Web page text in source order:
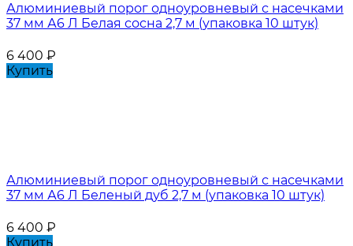
Алюминиевый порог одноуровневый с насечками
37 мм А6 Л Белая сосна 2,7 м (упаковка 10 штук)
6 400 ₽
Купить
Алюминиевый порог одноуровневый с насечками
37 мм А6 Л Беленый дуб 2,7 м (упаковка 10 штук)
6 400 ₽
Купить